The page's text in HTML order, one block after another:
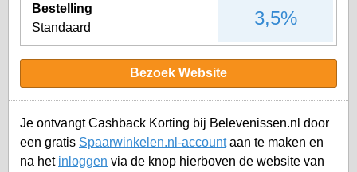
Bestelling
Standaard
3,5%
Bezoek Website
Je ontvangt Cashback Korting bij Belevenissen.nl door
een gratis Spaarwinkelen.nl-accountaan te maken en
na het inloggen via de knop hierboven de website van